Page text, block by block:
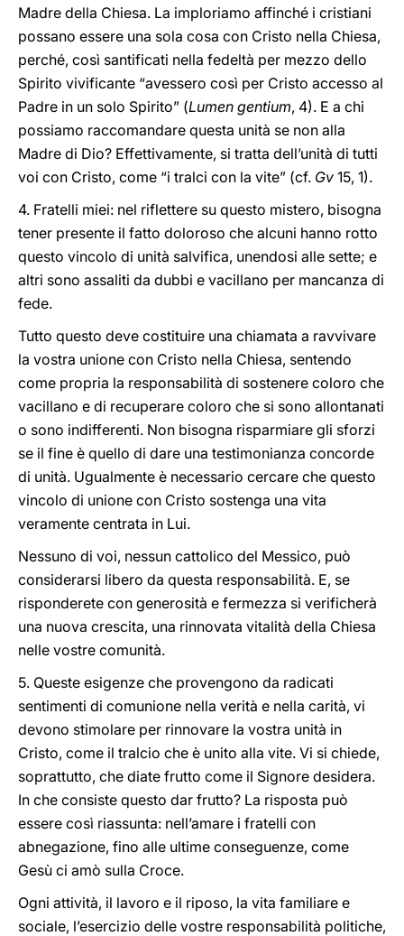
Madre della Chiesa. La imploriamo affinché i cristiani
possano essere una sola cosa con Cristo nella Chiesa,
perché, così santificati nella fedeltà per mezzo dello
Spirito vivificante “avessero così per Cristo accesso al
Padre in un solo Spirito” (Lumen gentium, 4). E a chi
possiamo raccomandare questa unità se non alla
Madre di Dio? Effettivamente, si tratta dell’unità di tutti
voi con Cristo, come “i tralci con la vite” (cf. Gv 15, 1).
4. Fratelli miei: nel riflettere su questo mistero, bisogna
tener presente il fatto doloroso che alcuni hanno rotto
questo vincolo di unità salvifica, unendosi alle sette; e
altri sono assaliti da dubbi e vacillano per mancanza di
fede.
Tutto questo deve costituire una chiamata a ravvivare
la vostra unione con Cristo nella Chiesa, sentendo
come propria la responsabilità di sostenere coloro che
vacillano e di recuperare coloro che si sono allontanati
o sono indifferenti. Non bisogna risparmiare gli sforzi
se il fine è quello di dare una testimonianza concorde
di unità. Ugualmente è necessario cercare che questo
vincolo di unione con Cristo sostenga una vita
veramente centrata in Lui.
Nessuno di voi, nessun cattolico del Messico, può
considerarsi libero da questa responsabilità. E, se
risponderete con generosità e fermezza si verificherà
una nuova crescita, una rinnovata vitalità della Chiesa
nelle vostre comunità.
5. Queste esigenze che provengono da radicati
sentimenti di comunione nella verità e nella carità, vi
devono stimolare per rinnovare la vostra unità in
Cristo, come il tralcio che è unito alla vite. Vi si chiede,
soprattutto, che diate frutto come il Signore desidera.
In che consiste questo dar frutto? La risposta può
essere così riassunta: nell’amare i fratelli con
abnegazione, fino alle ultime conseguenze, come
Gesù ci amò sulla Croce.
Ogni attività, il lavoro e il riposo, la vita familiare e
sociale, l’esercizio delle vostre responsabilità politiche,